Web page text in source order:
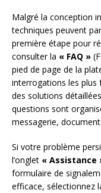
Malgré la conception
techniques peuvent
première étape pour
consulter la « FAQ »
pied de page de la
interrogations les plus
des solutions
questions sont
messagerie,
Si votre problème
l’onglet « Assistance
formulaire de
efficace, sélectionnez